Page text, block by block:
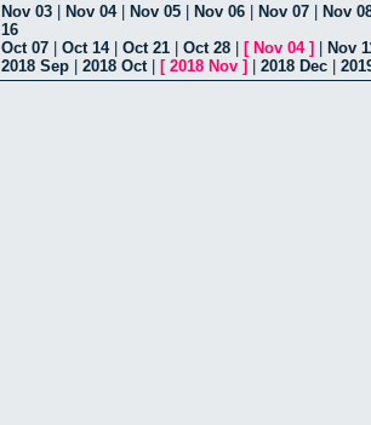
Nov 03 Nov 04| Nov 05 Nov 06 Nov 07
Nov
16
Oct 07 Oct 14| Oct 21 Oct 28 [ Nov 04]
Nov
2018 Sep 2018 Oct [ 2018 Nov ] 2018 Dec